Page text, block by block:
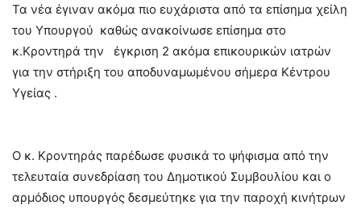
Τα νέα έγιναν ακόμα πιο ευχάριστα από τα επίσημα χείλη
του Υπουργού καθώς ανακοίνωσε επίσημα στο
κ.Κροντηρά την έγκριση 2 ακόμα επικουρικών ιατρών
για την στήριξη του αποδυναμωμένου σήμερα Κέντρου
Υγείας .
Ο κ. Κροντηράς παρέδωσε φυσικά το ψήφισμα από την
τελευταία συνεδρίαση του Δημοτικού Συμβουλίου και ο
αρμόδιος υπουργός δεσμεύτηκε για την παροχή κινήτρων